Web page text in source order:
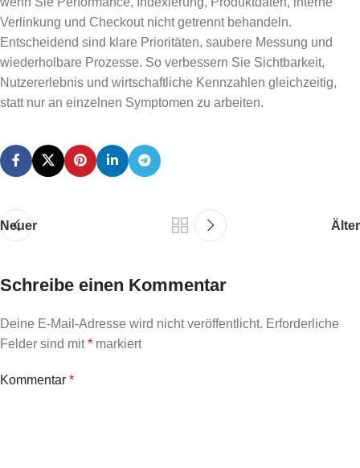
Verlinkung und Checkout nicht getrennt behandeln.
Entscheidend sind klare Prioritäten, saubere Messung und
wiederholbare Prozesse. So verbessern Sie Sichtbarkeit,
Nutzererlebnis und wirtschaftliche Kennzahlen gleichzeitig,
statt nur an einzelnen Symptomen zu arbeiten.
Neuer Älter
Schreibe einen Kommentar
Deine E-Mail-Adresse wird nicht veröffentlicht. Erforderliche
Felder sind mit* markiert
Kommentar *